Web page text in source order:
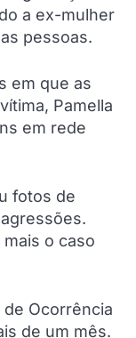
a ex-mulher
pessoas.
em que as
Pamella
em rede
fotos de
o caso
de Ocorrência
de um mês.